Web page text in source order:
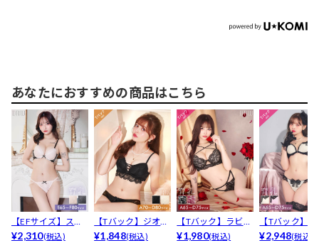
あなたにおすすめの商品はこちら
【EFサイズ】スピ
ンドルリボンレー
¥2,310(税込)
【Tバック】ジオメ
トリックレースア
¥1,848(税込)
【Tバック】ラビッ
シュレースストリ
¥1,980(税込)
【Tバック】
ノワールレー
¥2,948(税込)